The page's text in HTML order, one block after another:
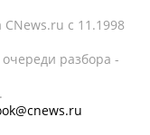
c 11.1998
разбора -